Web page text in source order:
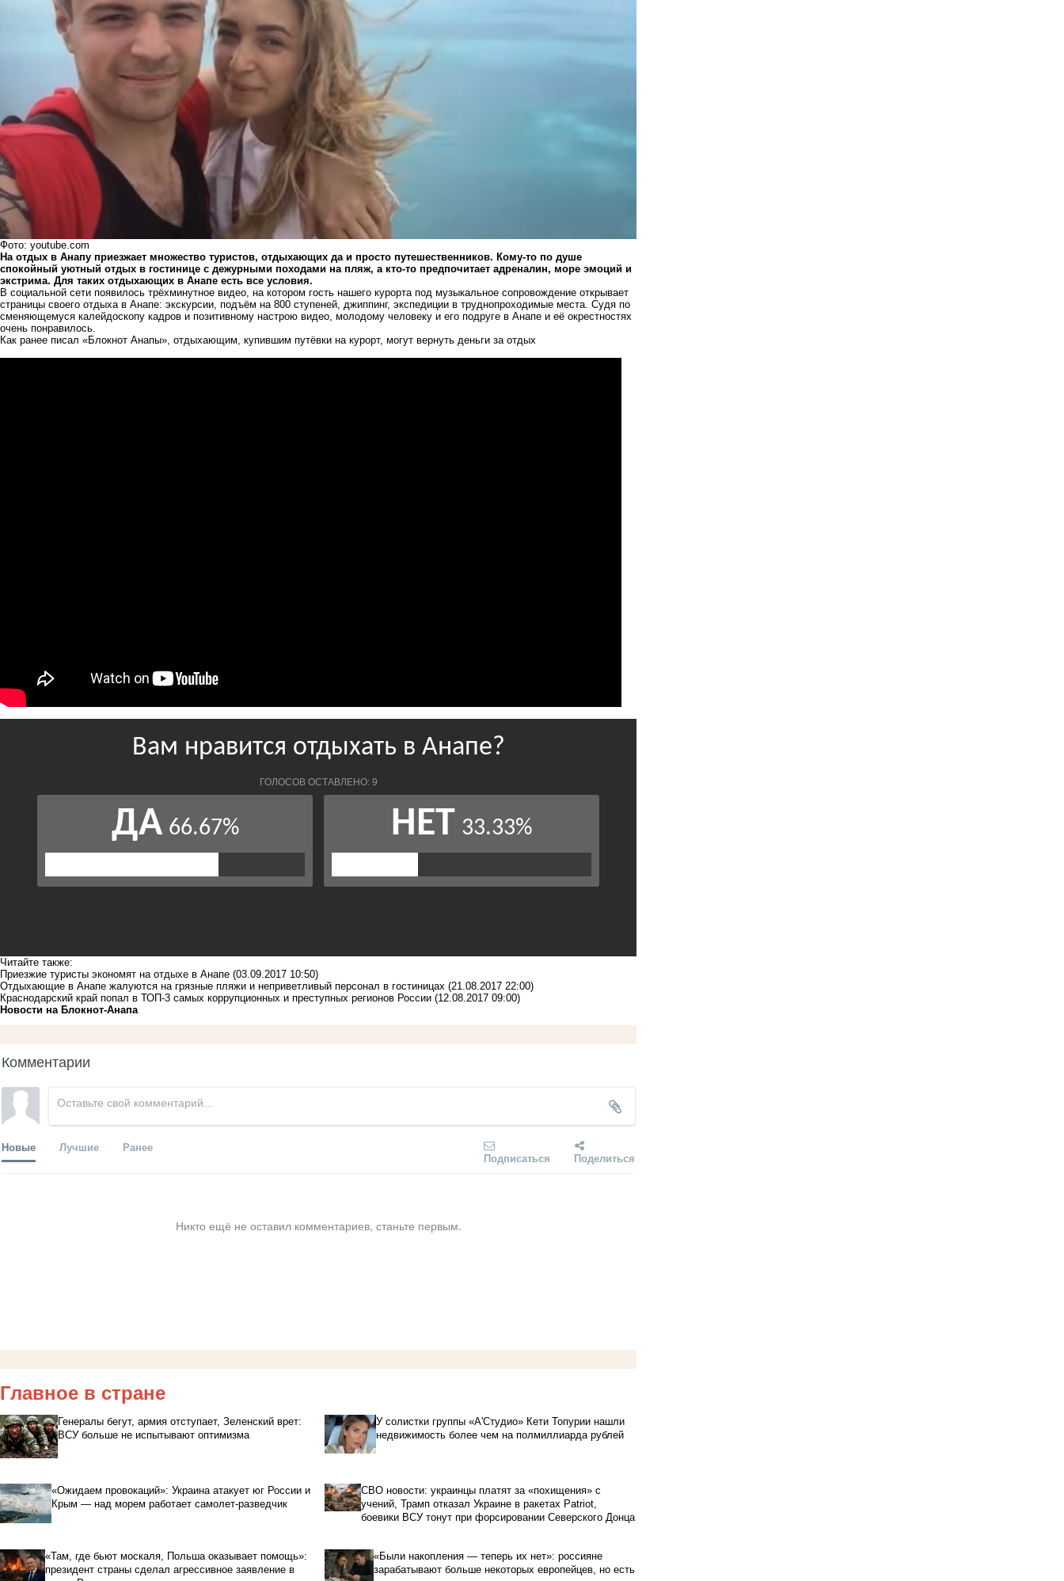
Фото: youtube.com
На отдых в Анапу приезжает множество туристов, отдыхающих да и просто путешественников. Кому-то по душе
спокойный уютный отдых в гостинице с дежурными походами на пляж, а кто-то предпочитает адреналин, море эмоций и
экстрима. Для таких отдыхающих в Анапе есть все условия.
В социальной сети появилось трёхминутное видео, на котором гость нашего курорта под музыкальное сопровождение открывает
страницы своего отдыха в Анапе: экскурсии, подъём на 800 ступеней, джиппинг, экспедиции в труднопроходимые места. Судя по
сменяющемуся калейдоскопу кадров и позитивному настрою видео, молодому человеку и его подруге в Анапе и её окрестностях
очень понравилось.
Как ранее писал «Блокнот Анапы», отдыхающим, купившим путёвки на курорт, могут вернуть деньги за отдых
Читайте также:
Приезжие туристы экономят на отдыхе в Анапе (03.09.2017 10:50)
Отдыхающие в Анапе жалуются на грязные пляжи и неприветливый персонал в гостиницах (21.08.2017 22:00)
Краснодарский край попал в ТОП-3 самых коррупционных и преступных регионов России (12.08.2017 09:00)
Новости на Блoкнoт-Анапа
Комментарии
Новые Лучшие Ранее
Подписаться Поделиться
Никто ещё не оставил комментариев, станьте первым.
Главное в стране
Генералы бегут, армия отступает, Зеленский врет:
ВСУ больше не испытывают оптимизма
У солистки группы «А'Студио» Кети Топурии нашли
недвижимость более чем на полмиллиарда рублей
«Ожидаем провокаций»: Украина атакует юг России и
Крым — над морем работает самолет-разведчик
СВО новости: украинцы платят за «похищения» с
учений, Трамп отказал Украине в ракетах Patriot,
боевики ВСУ тонут при форсировании Северского Донца
«Там, где бьют москаля, Польша оказывает помощь»:
президент страны сделал агрессивное заявление в
«Были накопления — теперь их нет»: россияне
зарабатывают больше некоторых европейцев, но есть